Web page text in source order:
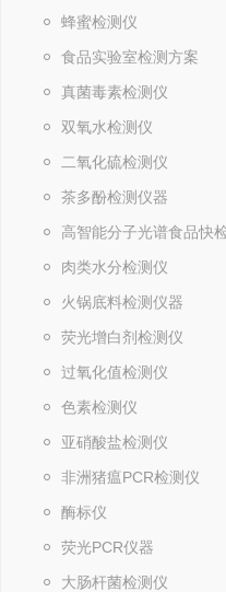
蜂蜜检测仪
食品实验室检测方案
真菌毒素检测仪
双氧水检测仪
二氧化硫检测仪
茶多酚检测仪器
高智能分子光谱食品快
肉类水分检测仪
火锅底料检测仪器
荧光增白剂检测仪
过氧化值检测仪
色素检测仪
亚硝酸盐检测仪
非洲猪瘟PCR检测仪
酶标仪
荧光PCR仪器
大肠杆菌检测仪